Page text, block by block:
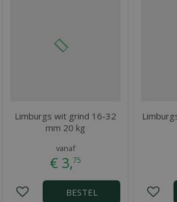
Limburgs wit grind 16-32
mm 20 kg
vanaf
€ 3,75
BESTEL